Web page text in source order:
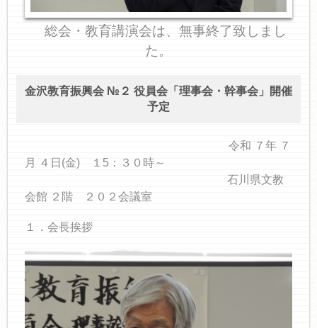
総会・教育講演会は、無事終了致しまし
た。
金沢教育振興会 №２ 役員会「理事会・幹事会」開催
予定
令和 ７年 ７
月 ４日(金) １5：３０時～
石川県文教
会館 ２階 ２０２会議室
１．会長挨拶